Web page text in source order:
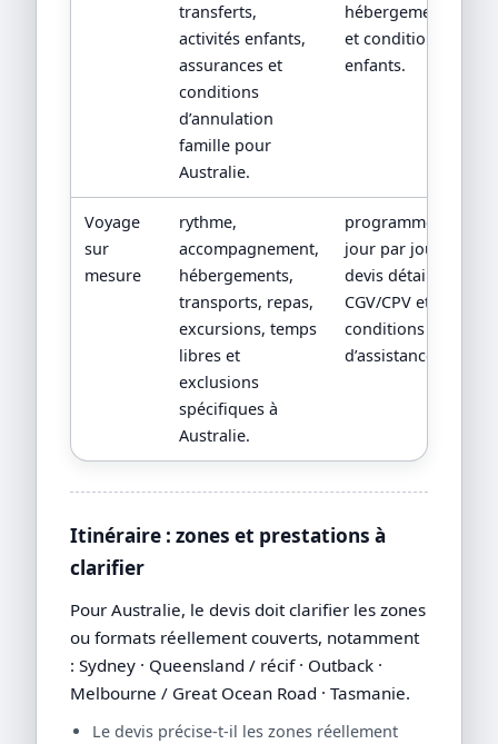
transferts,
activités enfants,
assurances et
conditions
d’annulation
famille pour
Australie.
hébergements
et conditions
enfants.
Voyage
sur
mesure
rythme,
accompagnement,
hébergements,
transports, repas,
excursions, temps
libres et
exclusions
spécifiques à
Australie.
programme
jour par jour,
devis détaillé,
CGV/CPV et
conditions
d’assistance.
Itinéraire : zones et prestations à
clarifier
Pour Australie, le devis doit clarifier les zones
ou formats réellement couverts, notamment
: Sydney · Queensland / récif · Outback ·
Melbourne / Great Ocean Road · Tasmanie.
Le devis précise-t-il les zones réellement